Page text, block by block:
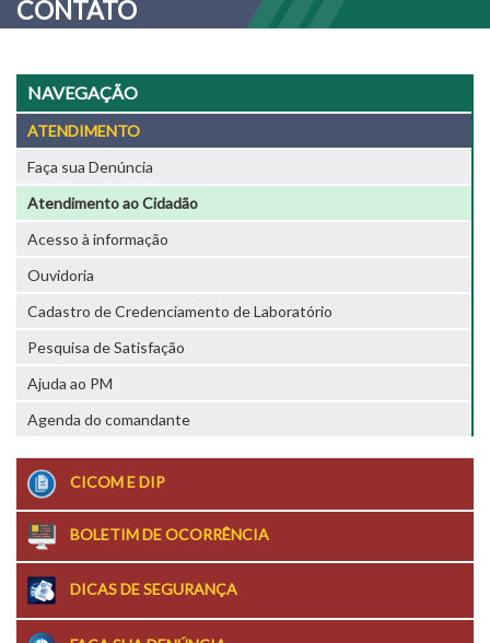
CONTATO
NAVEGAÇÃO
ATENDIMENTO
Faça sua Denúncia
Atendimento ao Cidadão
Acesso à informação
Ouvidoria
Cadastro de Credenciamento de Laboratório
Pesquisa de Satisfação
Ajuda ao PM
Agenda do comandante
CICOM E DIP
BOLETIM DE OCORRÊNCIA
DICAS DE SEGURANÇA